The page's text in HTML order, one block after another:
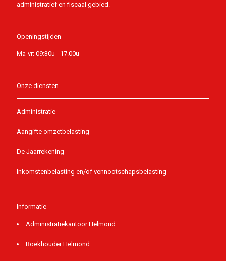
administratief en fiscaal gebied.
Openingstijden
Ma-vr: 09:30u - 17.00u
Onze diensten
Administratie
Aangifte omzetbelasting
De Jaarrekening
Inkomstenbelasting en/of vennootschapsbelasting
Informatie
Administratiekantoor Helmond
Boekhouder Helmond